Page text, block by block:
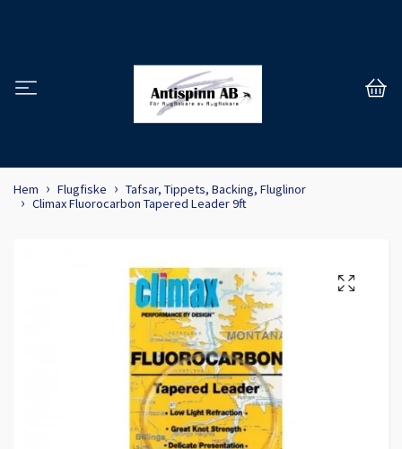
Hem Flugfiske
Tafsar, Tippets, Backing, Fluglinor
Climax Fluorocarbon Tapered Leader 9ft